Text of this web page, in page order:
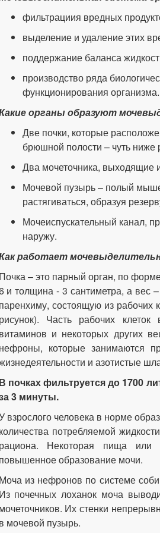
фильтрациия вредных
выделение и удаление этих
поддержание баланса
производство ряда
функционирования организма.
органыобразуют
Две почки, которые
брюшной полости – чуть ниже
Два мочеточника, выходящие
Мочевой пузырь – полый
растягиваться, образуя
Мочеиспускательный канал,
наружу.
работает
– это парный орган, по
и толщина - 3 сантиметра, а вес
состоящую из рабочих
Часть рабочих
и некоторых других
которые занимаются
и азотистые
почках фильтруется до 1700
3 минуты.
взрослого человека в норме
потребляемой
Некоторая пища или
образование мочи.
из нефронов по системе
почечных лоханок моча
Их стенки
мочевой пузырь.